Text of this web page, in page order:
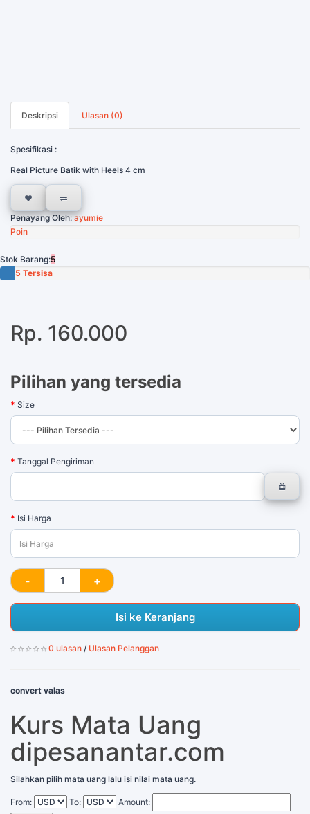
Deskripsi Ulasan (0)
Spesifikasi :
Real Picture Batik with Heels 4 cm
Penayang Oleh:ayumie
Poin
Stok Barang:5
5 Tersisa
Rp. 160.000
Pilihan yang tersedia
Size
Tanggal Pengiriman
Isi Harga
Isi ke Keranjang
0 ulasan / Ulasan Pelanggan
convert valas
Kurs Mata Uang
dipesanantar.com
Silahkan pilih mata uang lalu isi nilai mata uang.
From: To:
Amount: